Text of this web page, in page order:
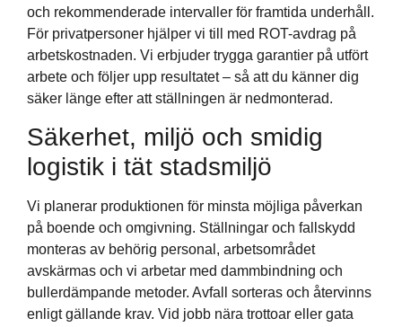
och rekommenderade intervaller för framtida underhåll.
För privatpersoner hjälper vi till med ROT-avdrag på
arbetskostnaden. Vi erbjuder trygga garantier på utfört
arbete och följer upp resultatet – så att du känner dig
säker länge efter att ställningen är nedmonterad.
Säkerhet, miljö och smidig
logistik i tät stadsmiljö
Vi planerar produktionen för minsta möjliga påverkan
på boende och omgivning. Ställningar och fallskydd
monteras av behörig personal, arbetsområdet
avskärmas och vi arbetar med dammbindning och
bullerdämpande metoder. Avfall sorteras och återvinns
enligt gällande krav. Vid jobb nära trottoar eller gata